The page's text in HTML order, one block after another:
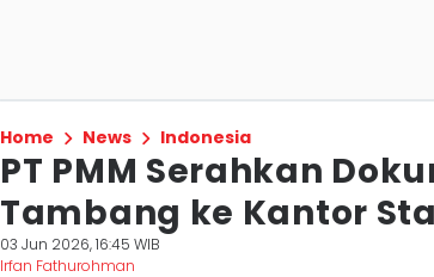
Home News Indonesia
PT PMM Serahkan
Tambang ke Kantor
03 Jun 2026, 16:45 WIB
Irfan Fathurohman